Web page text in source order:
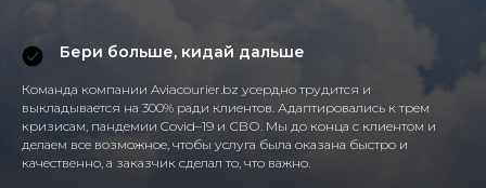
Бери больше, кидай дальше
Команда компании Aviacourier.bz усердно трудится и
выкладывается на 300% ради клиентов. Адаптировались к трем
кризисам, пандемии Covid–19 и СВО. Мы до конца с клиентом и
делаем все возможное, чтобы услуга была оказана быстро и
качественно, а заказчик сделал то, что важно.